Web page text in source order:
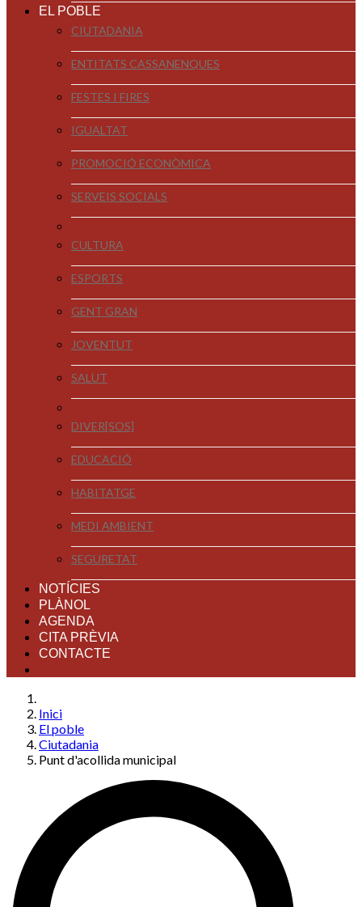
EL POBLE
CIUTADANIA
ENTITATS CASSANENQUES
FESTES I FIRES
IGUALTAT
PROMOCIÓ ECONÒMICA
SERVEIS SOCIALS
CULTURA
ESPORTS
GENT GRAN
JOVENTUT
SALUT
DIVER[SOS]
EDUCACIÓ
HABITATGE
MEDI AMBIENT
SEGURETAT
NOTÍCIES
PLÀNOL
AGENDA
CITA PRÈVIA
CONTACTE
Inici
El poble
Ciutadania
Punt d'acollida municipal